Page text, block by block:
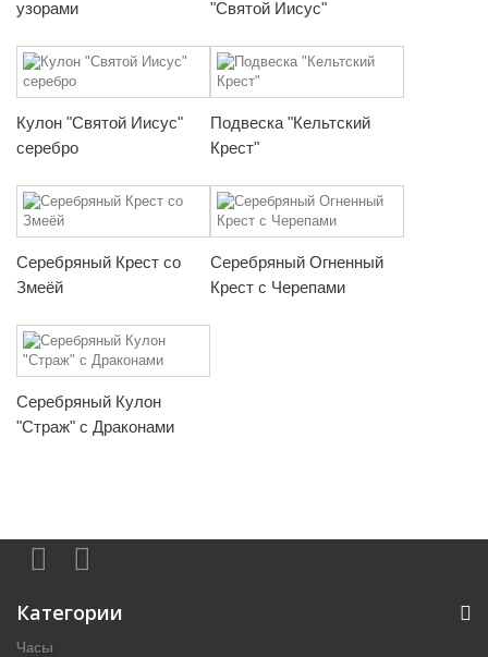
узорами
"Святой Иисус"
Кулон "Святой Иисус"
серебро
Подвеска "Кельтский
Крест"
Серебряный Крест со
Змеёй
Серебряный Огненный
Крест с Черепами
Серебряный Кулон
"Страж" с Драконами
Категории
Часы